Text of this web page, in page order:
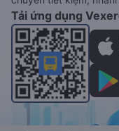
Tải ứng dụng